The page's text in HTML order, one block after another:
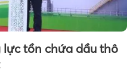
lực tồn chứa dầu thô